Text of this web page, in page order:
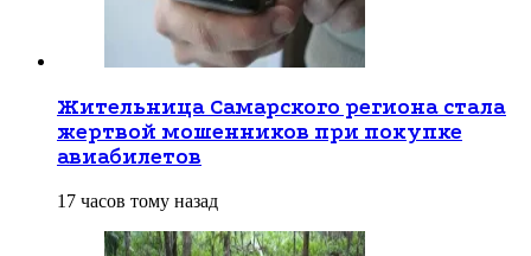
Жительница Самарского региона стала
жертвой мошенников при покупке
авиабилетов
17 часов тому назад